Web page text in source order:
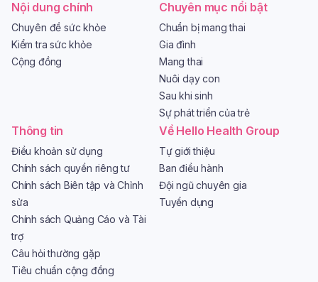
Nội dung chính
Chuyên đề sức khỏe
Kiểm tra sức khỏe
Cộng đồng
Chuyên mục nổi bật
Chuẩn bị mang thai
Gia đình
Mang thai
Nuôi dạy con
Sau khi sinh
Sự phát triển của trẻ
Thông tin
Điều khoản sử dụng
Chính sách quyền riêng tư
Chính sách Biên tập và Chỉnh
sửa
Chính sách Quảng Cáo và Tài
trợ
Câu hỏi thường gặp
Tiêu chuẩn cộng đồng
Về Hello Health Group
Tự giới thiệu
Ban điều hành
Đội ngũ chuyên gia
Tuyển dụng